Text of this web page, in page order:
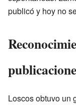
publicó y hoy no
Loscos obtuvo un